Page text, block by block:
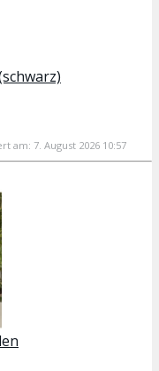
am: 7. August 2026 10:57